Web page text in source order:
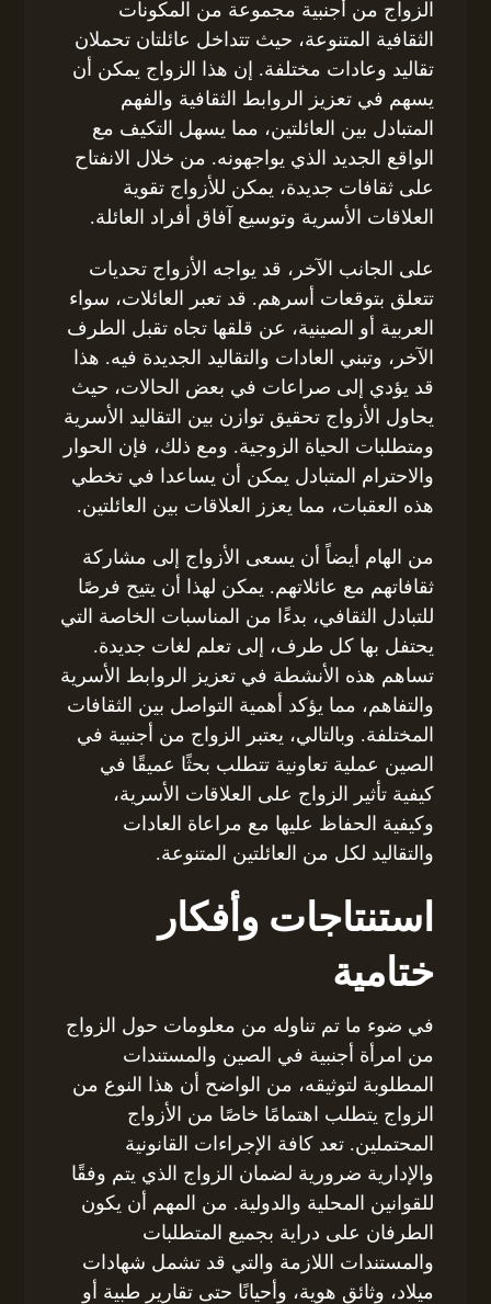
الزواج من أجنبية مجموعة من المكونات
الثقافية المتنوعة، حيث تتداخل عائلتان تحملان
تقاليد وعادات مختلفة. إن هذا الزواج يمكن أن
يسهم في تعزيز الروابط الثقافية والفهم
المتبادل بين العائلتين، مما يسهل التكيف مع
الواقع الجديد الذي يواجهونه. من خلال الانفتاح
على ثقافات جديدة، يمكن للأزواج تقوية
العلاقات الأسرية وتوسيع آفاق أفراد العائلة.
على الجانب الآخر، قد يواجه الأزواج تحديات
تتعلق بتوقعات أسرهم. قد تعبر العائلات، سواء
العربية أو الصينية، عن قلقها تجاه تقبل الطرف
الآخر، وتبني العادات والتقاليد الجديدة فيه. هذا
قد يؤدي إلى صراعات في بعض الحالات، حيث
يحاول الأزواج تحقيق توازن بين التقاليد الأسرية
ومتطلبات الحياة الزوجية. ومع ذلك، فإن الحوار
والاحترام المتبادل يمكن أن يساعدا في تخطي
هذه العقبات، مما يعزز العلاقات بين العائلتين.
من الهام أيضاً أن يسعى الأزواج إلى مشاركة
ثقافاتهم مع عائلاتهم. يمكن لهذا أن يتيح فرصًا
للتبادل الثقافي، بدءًا من المناسبات الخاصة التي
يحتفل بها كل طرف، إلى تعلم لغات جديدة.
تساهم هذه الأنشطة في تعزيز الروابط الأسرية
والتفاهم، مما يؤكد أهمية التواصل بين الثقافات
المختلفة. وبالتالي، يعتبر الزواج من أجنبية في
الصين عملية تعاونية تتطلب بحثًا عميقًا في
كيفية تأثير الزواج على العلاقات الأسرية،
وكيفية الحفاظ عليها مع مراعاة العادات
والتقاليد لكل من العائلتين المتنوعة.
استنتاجات وأفكار
ختامية
في ضوء ما تم تناوله من معلومات حول الزواج
من امرأة أجنبية في الصين والمستندات
المطلوبة لتوثيقه، من الواضح أن هذا النوع من
الزواج يتطلب اهتمامًا خاصًا من الأزواج
المحتملين. تعد كافة الإجراءات القانونية
والإدارية ضرورية لضمان الزواج الذي يتم وفقًا
للقوانين المحلية والدولية. من المهم أن يكون
الطرفان على دراية بجميع المتطلبات
والمستندات اللازمة والتي قد تشمل شهادات
ميلاد، وثائق هوية، وأحيانًا حتى تقارير طبية أو